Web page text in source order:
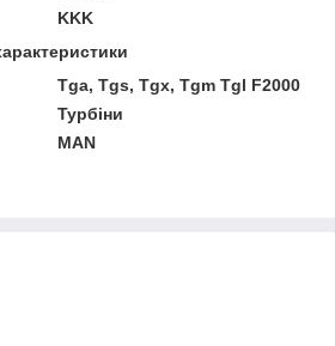
KKK
Tga, Tgs, Tgx, Tgm Tgl F2000
Турбіни
MAN